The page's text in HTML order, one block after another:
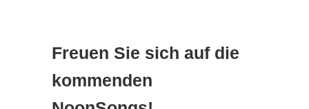
Freuen Sie sich auf die
kommenden